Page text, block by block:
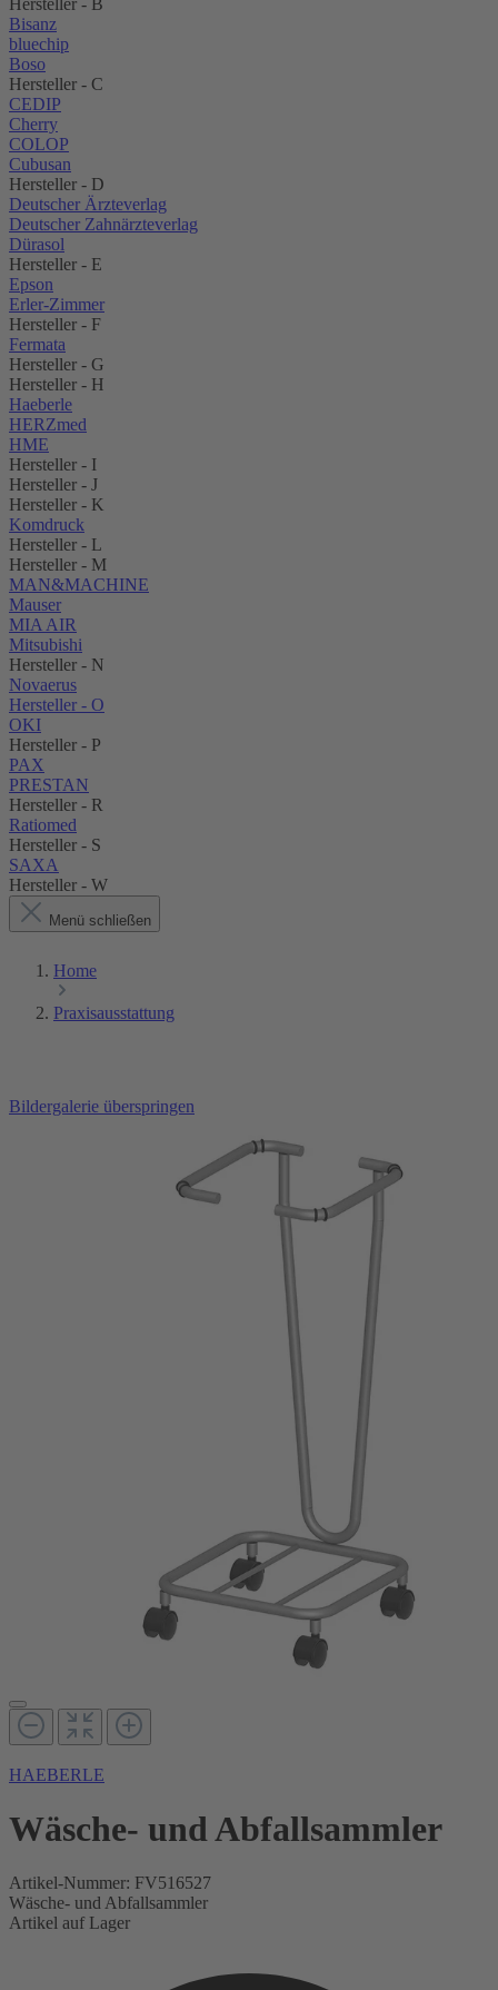
Hersteller - B
Bisanz
bluechip
Boso
Hersteller - C
CEDIP
Cherry
COLOP
Cubusan
Hersteller - D
Deutscher Ärzteverlag
Deutscher Zahnärzteverlag
Dürasol
Hersteller - E
Epson
Erler-Zimmer
Hersteller - F
Fermata
Hersteller - G
Hersteller - H
Haeberle
HERZmed
HME
Hersteller - I
Hersteller - J
Hersteller - K
Komdruck
Hersteller - L
Hersteller - M
MAN&MACHINE
Mauser
MIA AIR
Mitsubishi
Hersteller - N
Novaerus
Hersteller - O
OKI
Hersteller - P
PAX
PRESTAN
Hersteller - R
Ratiomed
Hersteller - S
SAXA
Hersteller - W
Menü schließen
Home
Praxisausstattung
Bildergalerie überspringen
HAEBERLE
Wäsche- und Abfallsammler
Artikel-Nummer: FV516527
Wäsche- und Abfallsammler
Artikel auf Lager